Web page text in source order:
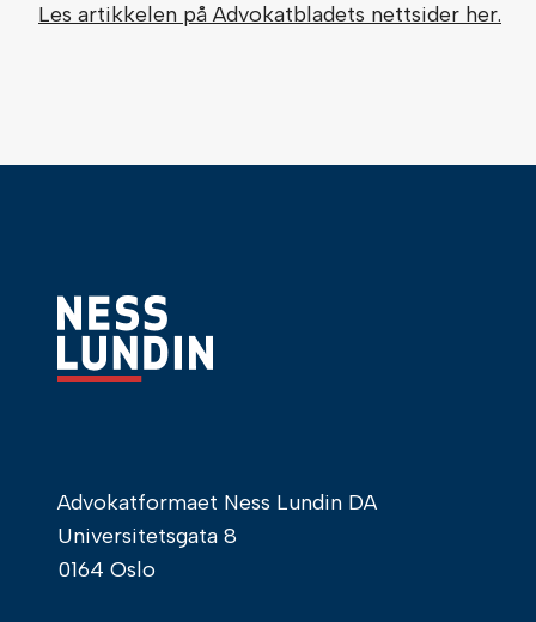
Les artikkelen på Advokatbladets nettsider her.
Advokatformaet Ness Lundin DA
Universitetsgata 8
0164 Oslo